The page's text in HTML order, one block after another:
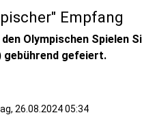
Empfang
Olympischen Spielen
gebührend gefeiert.
26.08.2024 05:34